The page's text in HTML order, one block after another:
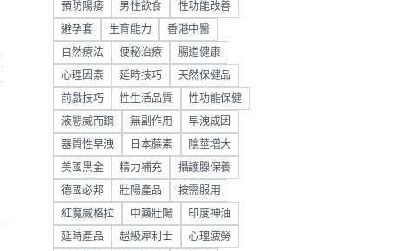
預防陽痿 男性飲食 性功能改善
避孕套 生育能力 香港中醫
自然療法 便秘治療 腸道健康
心理因素 延時技巧 天然保健品
前戲技巧 性生活品質 性功能保健
液態威而鋼 無副作用 早洩成因
器質性早洩 日本藤素 陰莖增大
美國黑金 精力補充 攝護腺保養
德國必邦 壯陽產品 按需服用
紅魔威格拉 中藥壯陽 印度神油
延時產品 超級犀利士 心理疲勞